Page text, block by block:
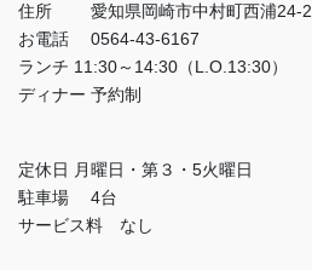
住所 愛知県岡崎市中村町西浦24-2
お電話 0564-43-6167
ランチ 11:30～14:30（L.O.13:30）
ディナー 予約制
定休日 月曜日・第３・5火曜日
駐車場 4台
サービス料 なし